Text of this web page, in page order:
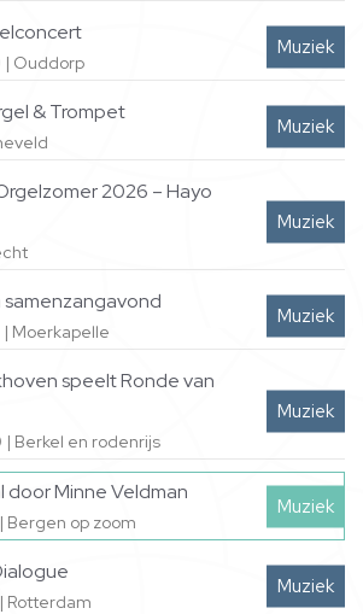
Muziek
| Ouddorp
Muziek
& Trompet
Muziek
2026 – Hayo
Muziek
Moerkapelle
Muziek
speelt Ronde van
Berkel en rodenrijs
Muziek
door Minne Veldman
Bergen op zoom
Muziek
Rotterdam